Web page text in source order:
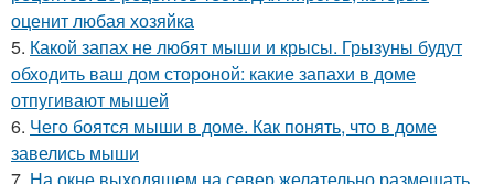
оценит любая хозяйка
5. Какой запах не любят мыши и крысы. Грызуны будут
обходить ваш дом стороной: какие запахи в доме
отпугивают мышей
6. Чего боятся мыши в доме. Как понять, что в доме
завелись мыши
7. На окне выходящем на север желательно размещать